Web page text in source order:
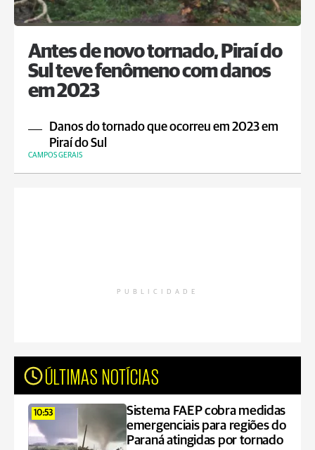
Antes de novo tornado, Piraí do
Sul teve fenômeno com danos
em 2023
Danos do tornado que ocorreu em 2023 em
Piraí do Sul
CAMPOS GERAIS
PUBLICIDADE
ÚLTIMAS NOTÍCIAS
10:53
Sistema FAEP cobra medidas
emergenciais para regiões do
Paraná atingidas por tornado